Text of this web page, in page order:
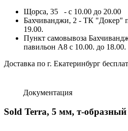
Щорса, 35 - с 10.00 до 20.00
Бахчиванджи, 2 - ТК "Докер"
19.00.
Пункт самовывоза
павильон А8 с 10.00. до 18.00.
Доставка по г. Екатеринбург
Документация
Sold Terra, 5 мм, т-